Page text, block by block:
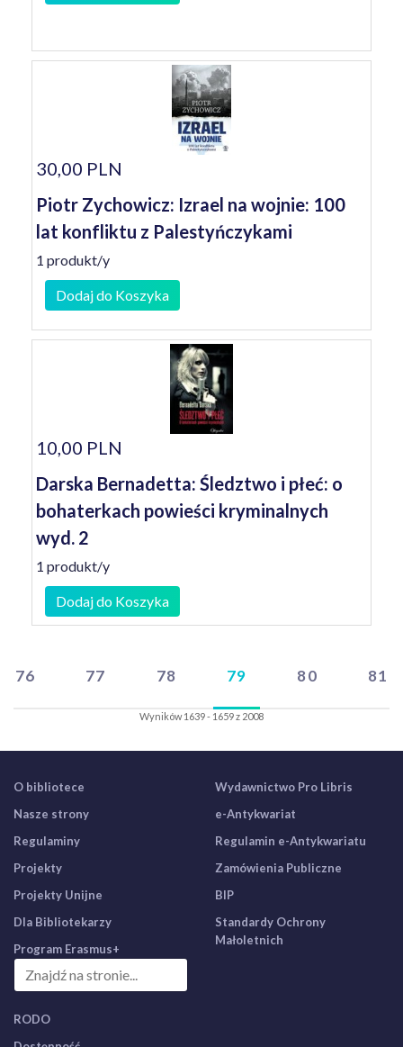
30,00 PLN
Piotr Zychowicz: Izrael na wojnie: 100
lat konfliktu z Palestyńczykami
1 produkt/y
Dodaj do Koszyka
10,00 PLN
Darska Bernadetta: Śledztwo i płeć: o
bohaterkach powieści kryminalnych
wyd. 2
1 produkt/y
Dodaj do Koszyka
76 77 78 79 80 81
Wyników 1639 - 1659 z 2008
O bibliotece
Nasze strony
Regulaminy
Projekty
Projekty Unijne
Dla Bibliotekarzy
Program Erasmus+
Wydawnictwo Pro Libris
e-Antykwariat
Regulamin e-Antykwariatu
Zamówienia Publiczne
BIP
Standardy Ochrony
Małoletnich
RODO